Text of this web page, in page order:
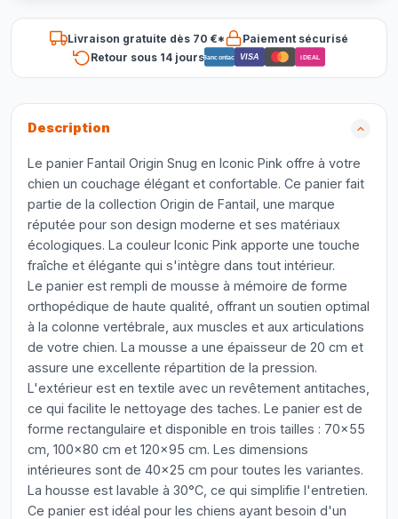
Livraison gratuite dès 70 €*
Paiement sécurisé
Retour sous 14 joursBancontact VISA iDEAL
Description
Le panier Fantail Origin Snug en Iconic Pink offre à votre
chien un couchage élégant et confortable. Ce panier fait
partie de la collection Origin de Fantail, une marque
réputée pour son design moderne et ses matériaux
écologiques. La couleur Iconic Pink apporte une touche
fraîche et élégante qui s'intègre dans tout intérieur.
Le panier est rempli de mousse à mémoire de forme
orthopédique de haute qualité, offrant un soutien optimal
à la colonne vertébrale, aux muscles et aux articulations
de votre chien. La mousse a une épaisseur de 20 cm et
assure une excellente répartition de la pression.
L'extérieur est en textile avec un revêtement antitaches,
ce qui facilite le nettoyage des taches. Le panier est de
forme rectangulaire et disponible en trois tailles : 70x55
cm, 100x80 cm et 120x95 cm. Les dimensions
intérieures sont de 40x25 cm pour toutes les variantes.
La housse est lavable à 30°C, ce qui simplifie l'entretien.
Ce panier est idéal pour les chiens ayant besoin d'un